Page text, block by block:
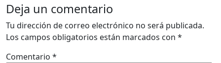
Deja un comentario
Tu dirección de correo electrónico no será publicada.
Los campos obligatorios están marcados con *
Comentario *